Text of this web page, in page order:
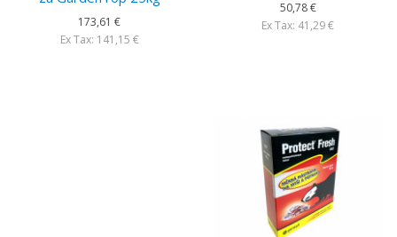
173,61 €
Ex Tax: 141,15 €
50,78 €
Ex Tax: 41,29 €